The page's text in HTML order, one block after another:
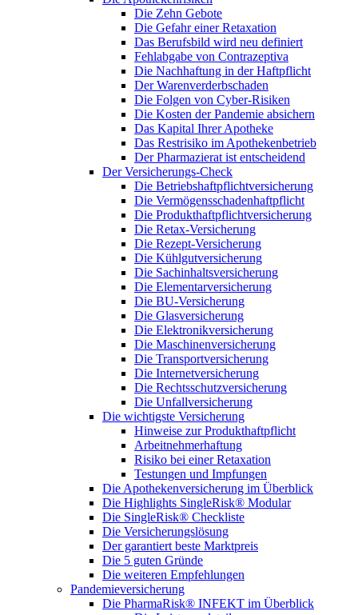
Die Zehn Gebote
Die Gefahr einer Retaxation
Das Berufsbild wird neu definiert
Fehlabgabe von Contrazeptiva
Die Nachhaftung in der Haftpflicht
Der Warenverderbschaden
Die Folgen von Cyber-Risiken
Die Kosten der Pandemie absichern
Das Kapital Ihrer Apotheke
Das Restrisiko im Apothekenbetrieb
Der Pharmazierat ist entscheidend
Der Versicherungs-Check
Die Betriebshaftpflichtversicherung
Die Vermögensschadenhaftpflicht
Die Produkthaftpflichtversicherung
Die Retax-Versicherung
Die Rezept-Versicherung
Die Kühlgutversicherung
Die Sachinhaltsversicherung
Die Elementarversicherung
Die BU-Versicherung
Die Glasversicherung
Die Elektronikversicherung
Die Maschinenversicherung
Die Transportversicherung
Die Internetversicherung
Die Rechtsschutzversicherung
Die Unfallversicherung
Die wichtigste Versicherung
Hinweise zur Produkthaftpflicht
Arbeitnehmerhaftung
Risiko bei einer Retaxation
Testungen und Impfungen
Die Apothekenversicherung im Überblick
Die Highlights SingleRisk® Modular
Die SingleRisk® Checkliste
Die Versicherungslösung
Der garantiert beste Marktpreis
Die 5 guten Gründe
Die weiteren Empfehlungen
Pandemieversicherung
Die PharmaRisk® INFEKT im Überblick